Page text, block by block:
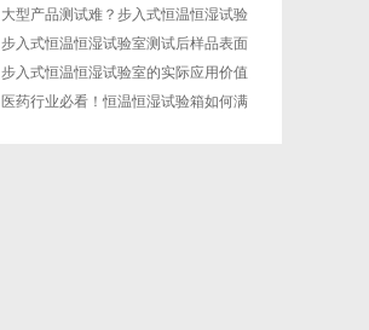
么解决？
大型产品测试难？步入式恒温恒湿试验
室一站式
步入式恒温恒湿试验室测试后样品表面
有水珠怎
步入式恒温恒湿试验室的实际应用价值
医药行业必看！恒温恒湿试验箱如何满